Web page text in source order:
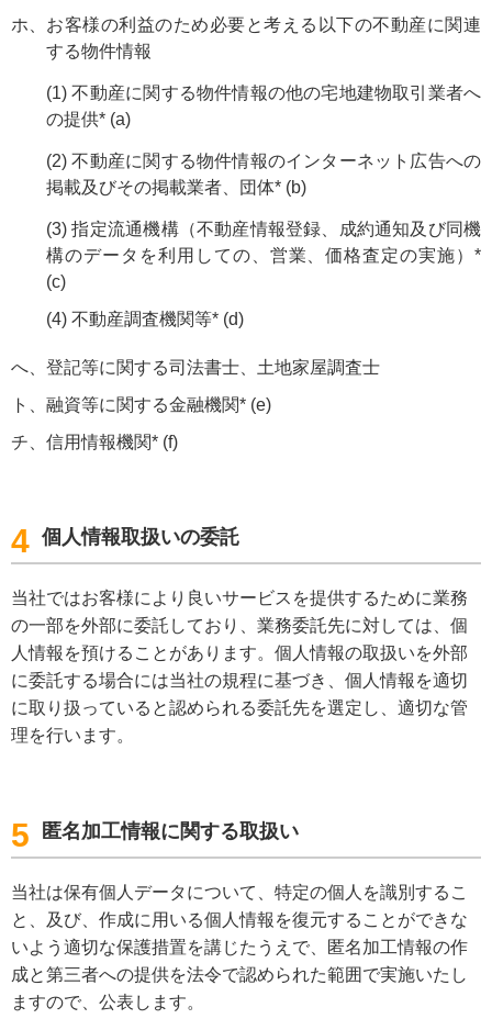
ホ
お客様の利益のため必要と考える以下の不動産に関連
する物件情報
(1)不動産に関する物件情報の他の宅地建物取引業者へ
の提供* (a)
(2)不動産に関する物件情報のインターネット広告への
掲載及びその掲載業者、団体* (b)
(3)指定流通機構（不動産情報登録、成約通知及び同機
構のデータを利用しての、営業、価格査定の実施）*
(c)
(4)不動産調査機関等* (d)
へ
登記等に関する司法書士、土地家屋調査士
ト
融資等に関する金融機関* (e)
チ
信用情報機関* (f)
4 個人情報取扱いの委託
当社ではお客様により良いサービスを提供するために業務
の一部を外部に委託しており、業務委託先に対しては、個
人情報を預けることがあります。個人情報の取扱いを外部
に委託する場合には当社の規程に基づき、個人情報を適切
に取り扱っていると認められる委託先を選定し、適切な管
理を行います。
5 匿名加工情報に関する取扱い
当社は保有個人データについて、特定の個人を識別するこ
と、及び、作成に用いる個人情報を復元することができな
いよう適切な保護措置を講じたうえで、匿名加工情報の作
成と第三者への提供を法令で認められた範囲で実施いたし
ますので、公表します。